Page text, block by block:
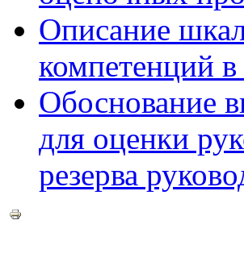
Описание
компетенций в
Обоснование
для оценки
резерва